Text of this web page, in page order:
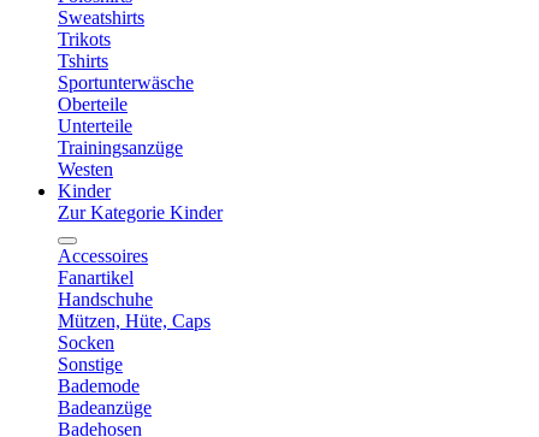
Sweatshirts
Trikots
Tshirts
Sportunterwäsche
Oberteile
Unterteile
Trainingsanzüge
Westen
Kinder
Zur Kategorie Kinder
Accessoires
Fanartikel
Handschuhe
Mützen, Hüte, Caps
Socken
Sonstige
Bademode
Badeanzüge
Badehosen